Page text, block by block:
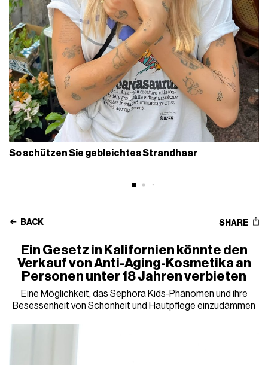
So schützen Sie gebleichtes Strandhaar
BACK SHARE
Ein Gesetz in Kalifornien könnte den
Verkauf von Anti-Aging-Kosmetika an
Personen unter 18 Jahren verbieten
Eine Möglichkeit, das Sephora Kids-Phänomen und ihre
Besessenheit von Schönheit und Hautpflege einzudämmen